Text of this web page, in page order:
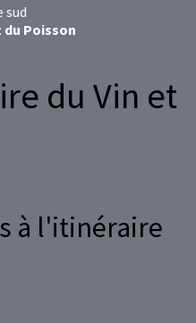
sud
du Poisson
du Vin et
à l'itinéraire